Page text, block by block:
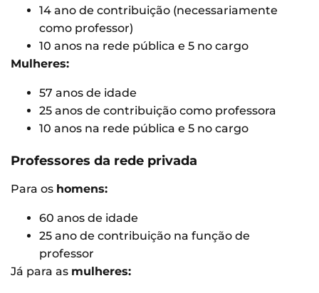
14 ano de contribuição (necessariamente
como professor)
10 anos na rede pública e 5 no cargo
Mulheres:
57 anos de idade
25 anos de contribuição como professora
10 anos na rede pública e 5 no cargo
Professores da rede privada
Para os homens:
60 anos de idade
25 ano de contribuição na função de
professor
Já para as mulheres: